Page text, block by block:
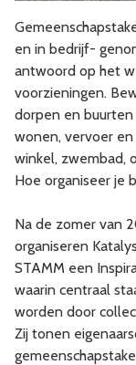
en in bedrijf-
antwoord op het
voorzieningen.
dorpen en
wonen, vervoer
winkel, zwembad,
Hoe organiseer je
Na de zomer van
organiseren
STAMM een
waarin centraal
worden door
Zij tonen